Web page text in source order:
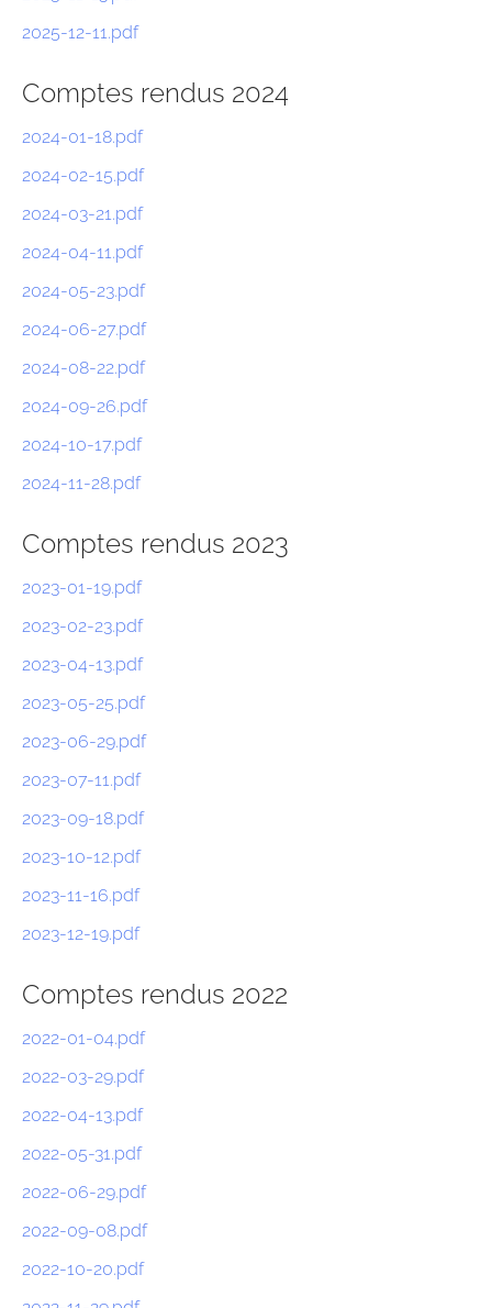
2025-12-11.pdf
Comptes rendus 2024
2024-01-18.pdf
2024-02-15.pdf
2024-03-21.pdf
2024-04-11.pdf
2024-05-23.pdf
2024-06-27.pdf
2024-08-22.pdf
2024-09-26.pdf
2024-10-17.pdf
2024-11-28.pdf
Comptes rendus 2023
2023-01-19.pdf
2023-02-23.pdf
2023-04-13.pdf
2023-05-25.pdf
2023-06-29.pdf
2023-07-11.pdf
2023-09-18.pdf
2023-10-12.pdf
2023-11-16.pdf
2023-12-19.pdf
Comptes rendus 2022
2022-01-04.pdf
2022-03-29.pdf
2022-04-13.pdf
2022-05-31.pdf
2022-06-29.pdf
2022-09-08.pdf
2022-10-20.pdf